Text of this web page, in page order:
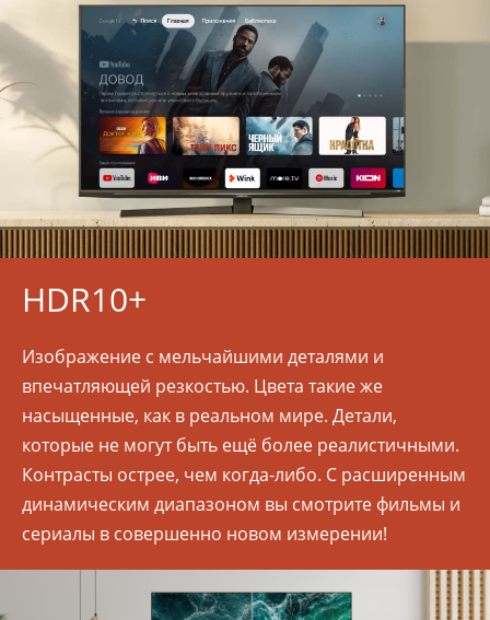
HDR10+
Изображение с мельчайшими деталями и
впечатляющей резкостью. Цвета такие же
насыщенные, как в реальном мире. Детали,
которые не могут быть ещё более реалистичными.
Контрасты острее, чем когда-либо. С расширенным
динамическим диапазоном вы смотрите фильмы и
сериалы в совершенно новом измерении!